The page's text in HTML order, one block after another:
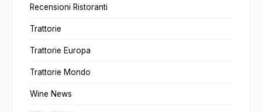
Recensioni Ristoranti
Trattorie
Trattorie Europa
Trattorie Mondo
Wine News